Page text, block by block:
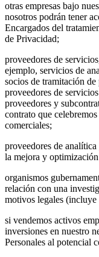
otras empresas bajo
nosotros podrán tener
Encargados del
de Privacidad;
proveedores de
ejemplo, servicios de
socios de tramitación
proveedores de
proveedores y
contrato que
comerciales;
proveedores de
la mejora y
organismos
relación con una
motivos legales
si vendemos activos
inversiones en nuestro
Personales al potencial